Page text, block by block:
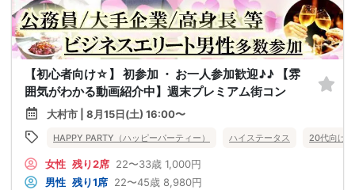
【初心者向け☆】 初参加 ・ お一人参加歓迎♪♪ 【雰
囲気がわかる動画紹介中】週末プレミアム街コン
大村市 | 8月15日(土) 16:00〜
HAPPY PARTY（ハッピーパーティー） ハイステータス 20代向け
女性 残り2席 22〜33歳 1,000円
男性 残り1席 22〜45歳 8,980円